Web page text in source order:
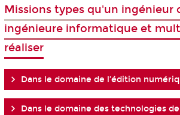
Missions types qu'un ingénieur
ingénieure informatique et
réaliser
Dans le domaine de l’édition
Dans le domaine des technologies de